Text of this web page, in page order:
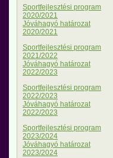
Sportfejlesztési program
2020/2021
Jóváhagyó határozat
2020/2021
Sportfejlesztési program
2021/2022
Jóváhagyó határozat
2022/2023
Sportfejlesztési program
2022/2023
Jóváhagyó határozat
2022/2023
Sportfejlesztési program
2023/2024
Jóváhagyó határozat
2023/2024